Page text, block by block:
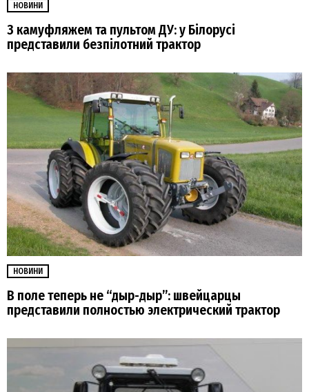
НОВИНИ
З камуфляжем та пультом ДУ: у Білорусі
представили безпілотний трактор
НОВИНИ
В поле теперь не “дыр-дыр”: швейцарцы
представили полностью электрический трактор